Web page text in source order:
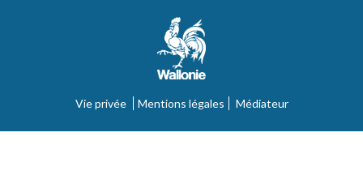
Vie privée Mentions légales Médiateur